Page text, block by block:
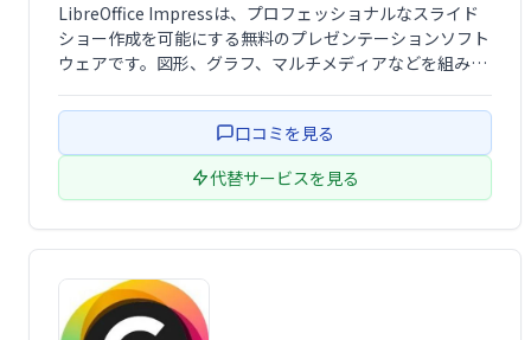
LibreOffice Impressは、プロフェッショナルなスライド
ショー作成を可能にする無料のプレゼンテーションソフト
ウェアです。図形、グラフ、マルチメディアなどを組み込
な機能で、ビジネスから教育まで幅広く活用可能です。
口コミを見る
代替サービスを見る